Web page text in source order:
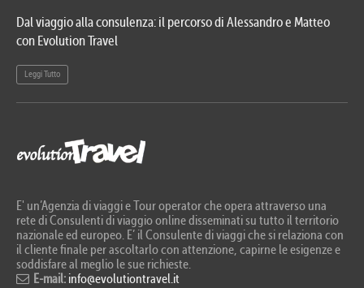
Dal viaggio alla consulenza: il percorso di Alessandro e Matteo
con Evolution Travel
Leggi Tutto
E' un’Agenzia di viaggi e Tour operator che opera attraverso una
rete di Consulenti di viaggio online disseminati su tutto il territorio
nazionale ed europeo. E’ il Consulente di viaggi che si relaziona con
il cliente finale per ascoltarlo con attenzione, capirne le esigenze e
soddisfare al meglio le sue richieste.
E-mail: info@evolutiontravel.it